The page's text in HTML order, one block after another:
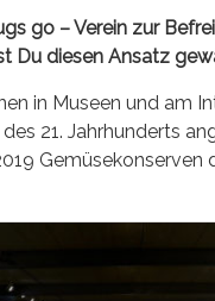
go – Verein zur
Du diesen Ansatz
in Museen und am
21. Jahrhunderts
Gemüsekonserven